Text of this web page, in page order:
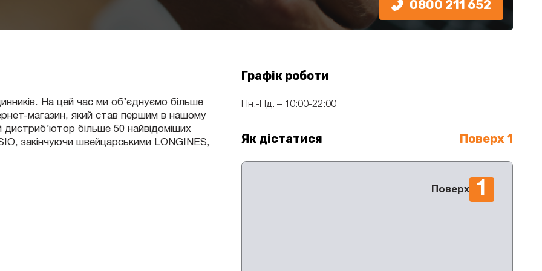
0800 211 652
На цей час ми об’єднуємо більше
магазин, який став першим в нашому
більше 50 найвідоміших
закінчуючи швейцарськими LONGINES,
Графік роботи
Пн.-Нд. – 10:00-22:00
Як дістатися Поверх 1
Поверх 1